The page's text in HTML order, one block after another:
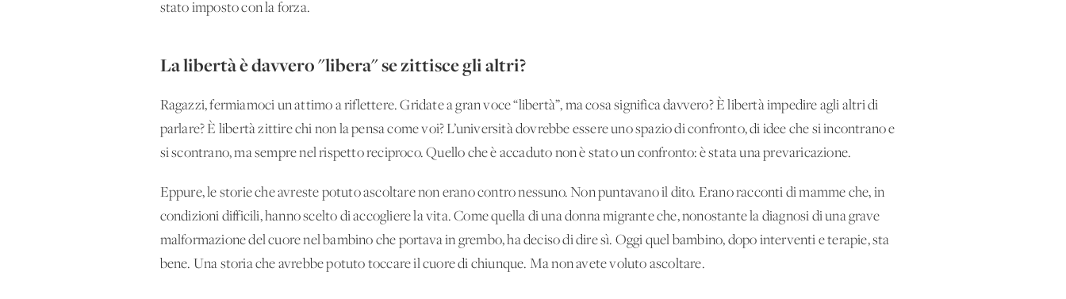
stato imposto con la forza.
La libertà è davvero "libera" se zittisce gli altri?
Ragazzi, fermiamoci un attimo a riflettere. Gridate a gran voce “libertà”, ma cosa significa davvero? È libertà impedire agli altri di
parlare? È libertà zittire chi non la pensa come voi? L’università dovrebbe essere uno spazio di confronto, di idee che si incontrano e
si scontrano, ma sempre nel rispetto reciproco. Quello che è accaduto non è stato un confronto: è stata una prevaricazione.
Eppure, le storie che avreste potuto ascoltare non erano contro nessuno. Non puntavano il dito. Erano racconti di mamme che, in
condizioni difficili, hanno scelto di accogliere la vita. Come quella di una donna migrante che, nonostante la diagnosi di una grave
malformazione del cuore nel bambino che portava in grembo, ha deciso di dire sì. Oggi quel bambino, dopo interventi e terapie, sta
bene. Una storia che avrebbe potuto toccare il cuore di chiunque. Ma non avete voluto ascoltare.